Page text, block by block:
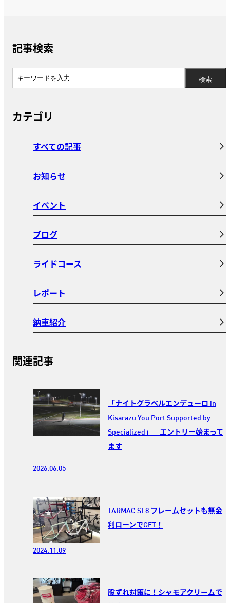
記事検索
カテゴリ
すべての記事
お知らせ
イベント
ブログ
ライドコース
レポート
納車紹介
関連記事
「ナイトグラベルエンデューロ in
Kisarazu You Port Supported by
Specialized」 エントリー始まって
ます
2026.06.05
TARMAC SL8 フレームセットも無金
利ローンでGET！
2024.11.09
股ずれ対策に！シャモアクリームで